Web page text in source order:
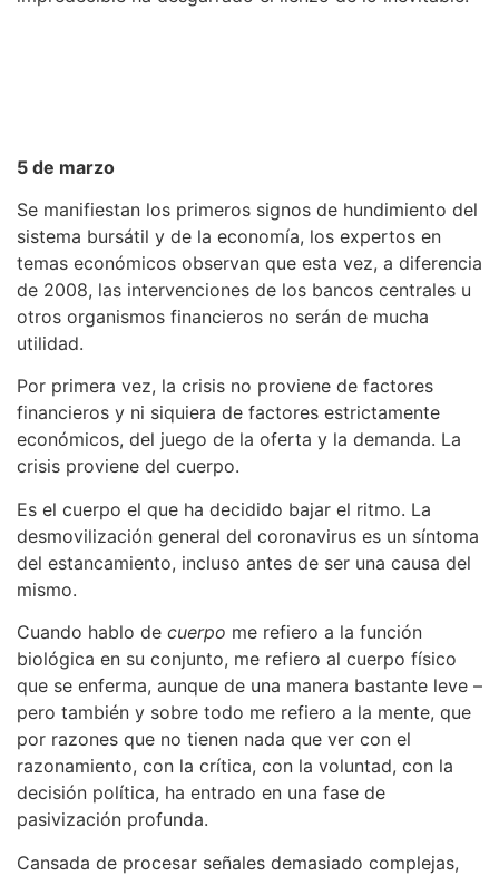
5 de marzo
Se manifiestan los primeros signos de hundimiento del
sistema bursátil y de la economía, los expertos en
temas económicos observan que esta vez, a diferencia
de 2008, las intervenciones de los bancos centrales u
otros organismos financieros no serán de mucha
utilidad.
Por primera vez, la crisis no proviene de factores
financieros y ni siquiera de factores estrictamente
económicos, del juego de la oferta y la demanda. La
crisis proviene del cuerpo.
Es el cuerpo el que ha decidido bajar el ritmo. La
desmovilización general del coronavirus es un síntoma
del estancamiento, incluso antes de ser una causa del
mismo.
Cuando hablo de cuerpo me refiero a la función
biológica en su conjunto, me refiero al cuerpo físico
que se enferma, aunque de una manera bastante leve –
pero también y sobre todo me refiero a la mente, que
por razones que no tienen nada que ver con el
razonamiento, con la crítica, con la voluntad, con la
decisión política, ha entrado en una fase de
pasivización profunda.
Cansada de procesar señales demasiado complejas,